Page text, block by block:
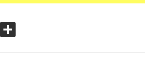
Copy
Link